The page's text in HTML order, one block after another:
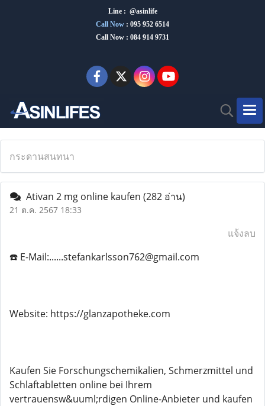
Line : @asinlife
Call Now : 095 952 6514
Call Now : 084 914 9731
กระดานสนทนา
Ativan 2 mg online kaufen (282 อ่าน)
21 ต.ค. 2567 18:33
แจ้งลบ
☎️ E-Mail:......stefankarlsson762@gmail.com
Website: https://glanzapotheke.com
Kaufen Sie Forschungschemikalien, Schmerzmittel und
Schlaftabletten online bei Ihrem
vertrauensw&uuml;rdigen Online-Anbieter und kaufen